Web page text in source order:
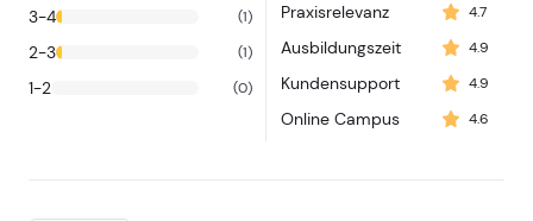
3-4 (1)
2-3 (1)
1-2 (0)
Praxisrelevanz 4.7
Ausbildungszeit 4.9
Kundensupport 4.9
Online Campus 4.6